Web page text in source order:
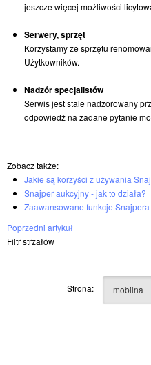
jeszcze więcej możliwości
Serwery, sprzęt
Korzystamy ze sprzętu
Użytkowników.
Nadzór specjalistów
Serwis jest stale nadzorowany
odpowiedź na zadane pytanie
Zobacz także:
Jakie są korzyści z używania
Snajper aukcyjny - jak to działa?
Zaawansowane funkcje
Poprzedni artykuł
Filtr strzałów
Strona: mobilna